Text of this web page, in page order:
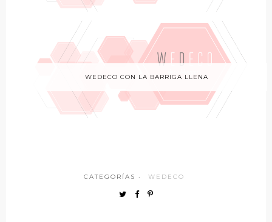
WEDECO CON LA BARRIGA LLENA
CATEGORÍAS · WEDECO